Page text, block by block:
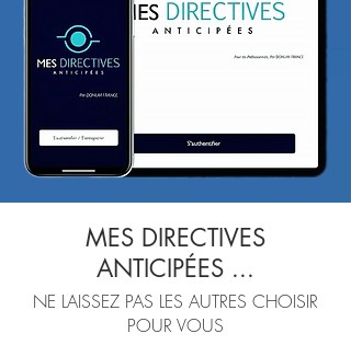
MES DIRECTIVES
ANTICIPÉES ...
NE LAISSEZ PAS LES AUTRES CHOISIR
POUR VOUS